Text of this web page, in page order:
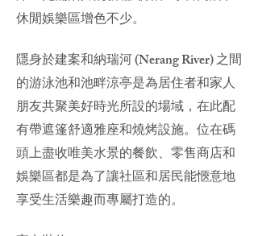
休閒娛樂區增色不少。
隱身於建案和納瑞河 (Nerang River) 之間
的游泳池和池畔涼亭是為居住者和家人
朋友共聚美好時光所設的場域，在此配
有帶遮篷舒適雅座和燒烤設施。位在碼
頭上盡收唯美水景的餐飲、零售商店和
娛樂區都是為了讓社區和居民能愜意地
享受生活樂趣而專屬打造的。